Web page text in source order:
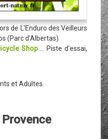
de L'Enduro des Veilleurs
(Parc d'Albertas)
Shop... Piste d'essai,
et Adultes.